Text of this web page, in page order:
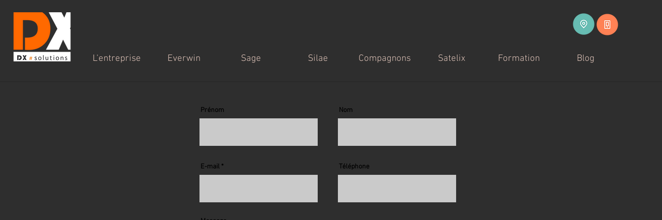
L'entreprise Everwin Sage Silae Compagnons Satelix Formation Blog
Prénom Nom
E-mail Téléphone